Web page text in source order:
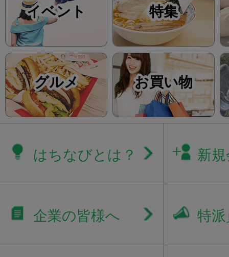
イベント 特集
グルメ お買い物
はちなびとは？ 新
企業の皆様へ 特